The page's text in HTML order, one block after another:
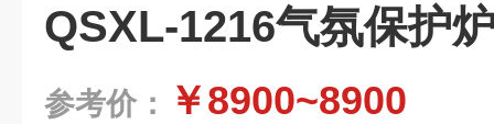
QSXL-1216气氛保护
参考价： ￥8900~8900